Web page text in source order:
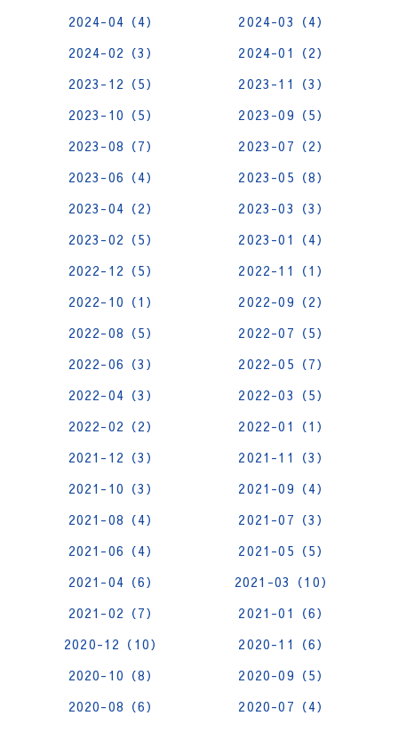
2024-04（4）
2024-03（4）
2024-02（3）
2024-01（2）
2023-12（5）
2023-11（3）
2023-10（5）
2023-09（5）
2023-08（7）
2023-07（2）
2023-06（4）
2023-05（8）
2023-04（2）
2023-03（3）
2023-02（5）
2023-01（4）
2022-12（5）
2022-11（1）
2022-10（1）
2022-09（2）
2022-08（5）
2022-07（5）
2022-06（3）
2022-05（7）
2022-04（3）
2022-03（5）
2022-02（2）
2022-01（1）
2021-12（3）
2021-11（3）
2021-10（3）
2021-09（4）
2021-08（4）
2021-07（3）
2021-06（4）
2021-05（5）
2021-04（6）
2021-03（10）
2021-02（7）
2021-01（6）
2020-12（10）
2020-11（6）
2020-10（8）
2020-09（5）
2020-08（6）
2020-07（4）